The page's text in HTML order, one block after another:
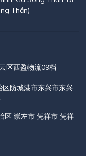
Thần)
区西盈物流09档
防城港市东兴市东兴
区 崇左市 凭祥市 凭祥